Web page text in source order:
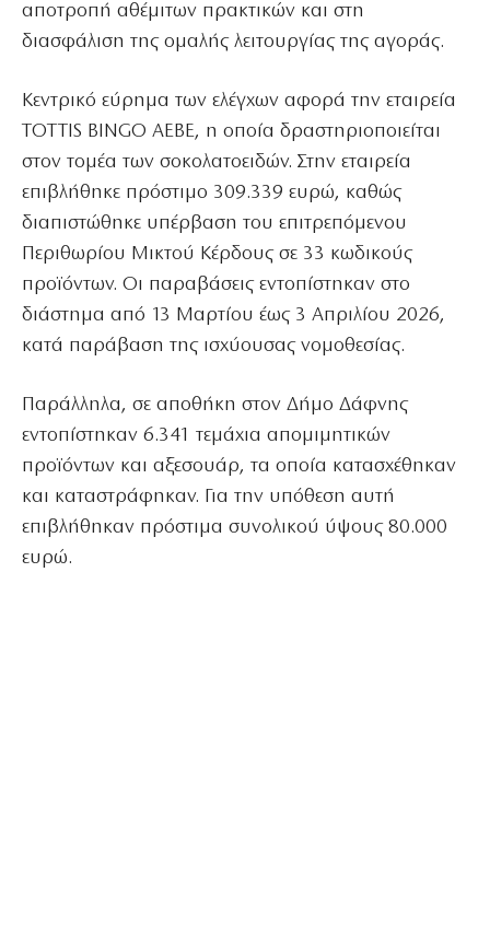
αποτροπή αθέμιτων πρακτικών και στη
διασφάλιση της ομαλής λειτουργίας της αγοράς.
Κεντρικό εύρημα των ελέγχων αφορά την εταιρεία
ΤΟΤΤΙS BINGO ΑΕΒΕ, η οποία δραστηριοποιείται
στον τομέα των σοκολατοειδών. Στην εταιρεία
επιβλήθηκε πρόστιμο 309.339 ευρώ, καθώς
διαπιστώθηκε υπέρβαση του επιτρεπόμενου
Περιθωρίου Μικτού Κέρδους σε 33 κωδικούς
προϊόντων. Οι παραβάσεις εντοπίστηκαν στο
διάστημα από 13 Μαρτίου έως 3 Απριλίου 2026,
κατά παράβαση της ισχύουσας νομοθεσίας.
Παράλληλα, σε αποθήκη στον Δήμο Δάφνης
εντοπίστηκαν 6.341 τεμάχια απομιμητικών
προϊόντων και αξεσουάρ, τα οποία κατασχέθηκαν
και καταστράφηκαν. Για την υπόθεση αυτή
επιβλήθηκαν πρόστιμα συνολικού ύψους 80.000
ευρώ.